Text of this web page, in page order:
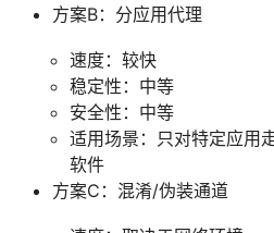
方案B：分应用代理
速度：较快
稳定性：中等
安全性：中等
适用场景：只对特定应用
软件
方案C：混淆/伪装通道